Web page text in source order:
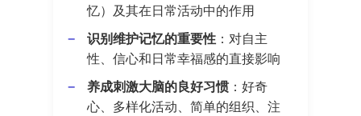
忆）及其在日常活动中的作用
识别维护记忆的重要性 ：对自主
性、信心和日常幸福感的直接影响
养成刺激大脑的良好习惯 ：好奇
心、多样化活动、简单的组织、注